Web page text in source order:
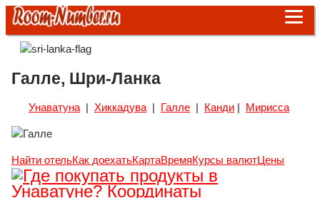
Галле, Шри-Ланка
Унаватуна | Хиккадува | Галле | Канди | Мирисса
Найти отельКак доехатьКартаВремяКурсы валютЦены